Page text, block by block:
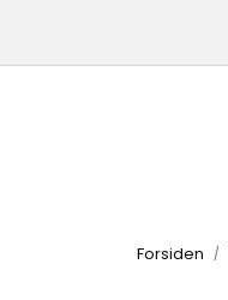
Forsiden